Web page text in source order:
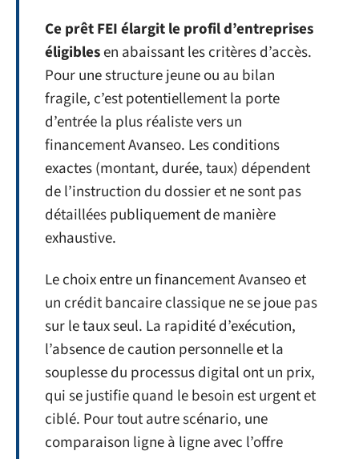
Ce prêt FEI élargit le profil d’entreprises
éligiblesen abaissant les critères d’accès.
Pour une structure jeune ou au bilan
fragile, c’est potentiellement la porte
d’entrée la plus réaliste vers un
financement Avanseo. Les conditions
exactes (montant, durée, taux) dépendent
de l’instruction du dossier et ne sont pas
détaillées publiquement de manière
exhaustive.
Le choix entre un financement Avanseo et
un crédit bancaire classique ne se joue pas
sur le taux seul. La rapidité d’exécution,
l’absence de caution personnelle et la
souplesse du processus digital ont un prix,
qui se justifie quand le besoin est urgent et
ciblé. Pour tout autre scénario, une
comparaison ligne à ligne avec l’offre